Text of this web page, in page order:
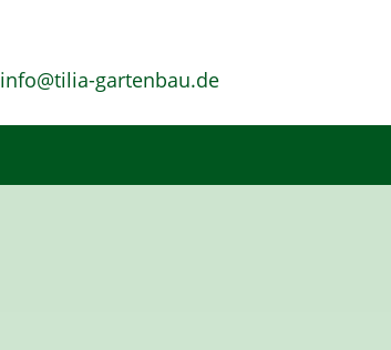
info@tilia-gartenbau.de